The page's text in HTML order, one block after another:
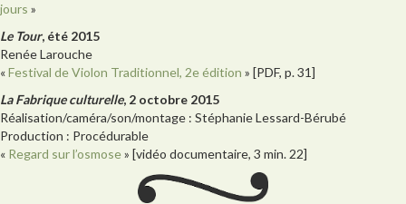
jours »
Le Tour, été 2015
Renée Larouche
«Festival de Violon Traditionnel, 2e édition » [PDF, p. 31]
La Fabrique culturelle, 2 octobre 2015
Réalisation/caméra/son/montage : Stéphanie Lessard-Bérubé
Production : Procédurable
« Regard sur l’osmose» [vidéo documentaire, 3 min. 22]